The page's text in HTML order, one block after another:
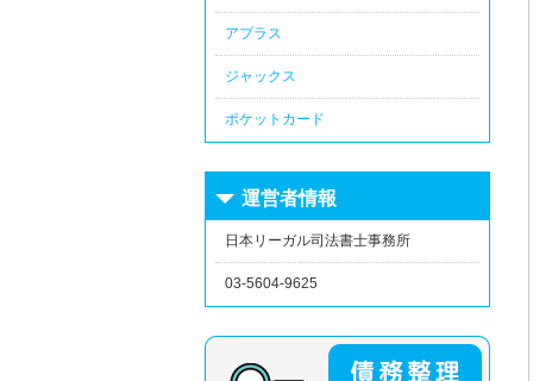
アプラス
ジャックス
ポケットカード
運営者情報
日本リーガル司法書士事務所
03-5604-9625